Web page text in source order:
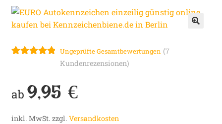
e
n
e
dbasierend auf
Kundenbewe
Ungeprüfte Gesamtbewertungen (7
Kundenrezensionen)
ab 9,95 €
inkl. MwSt. zzgl. Versandkosten